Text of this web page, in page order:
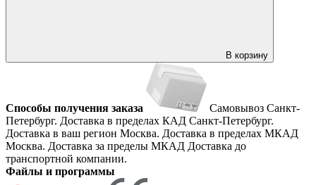
В корзину
Способы получения заказа Самовывоз Санкт-
Петербург. Доставка в пределах КАД Санкт-Петербург.
Доставка в ваш регион Москва. Доставка в пределах МКАД
Москва. Доставка за пределы МКАД Доставка до
транспортной компании.
Файлы и программы